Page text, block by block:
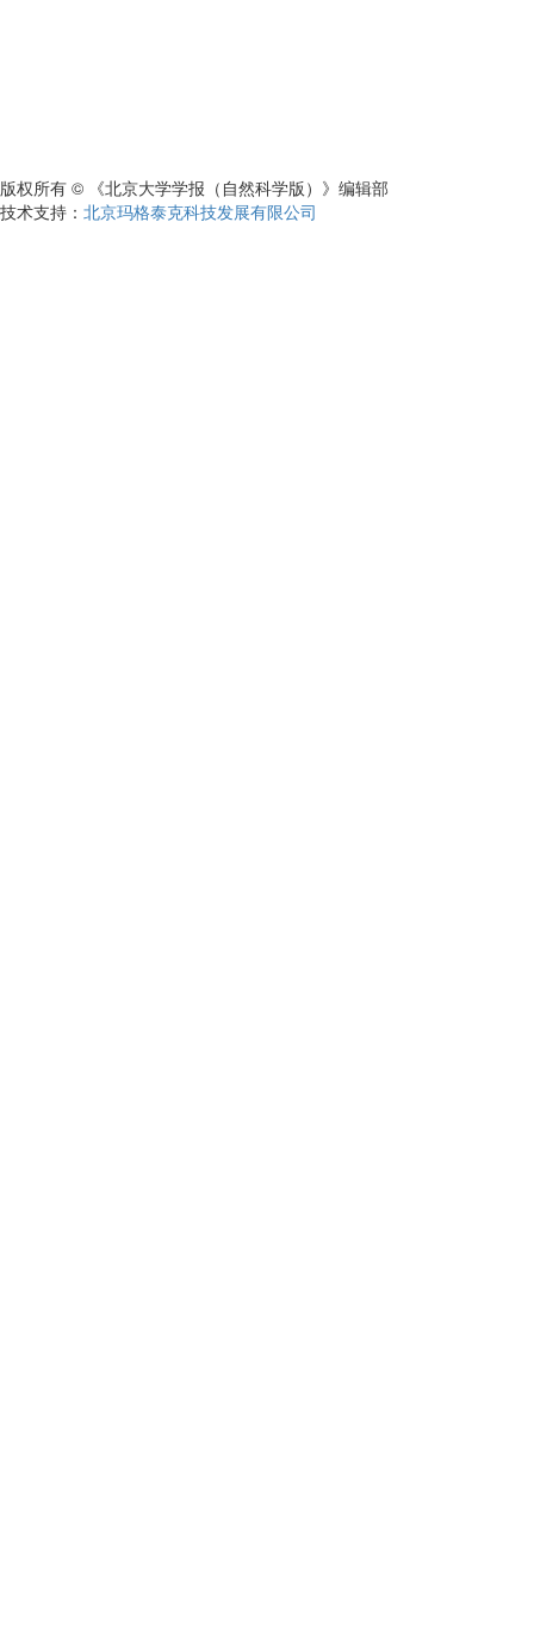
版权所有 © 《北京大学学报（自然科学版）》编辑部
技术支持： 北京玛格泰克科技发展有限公司